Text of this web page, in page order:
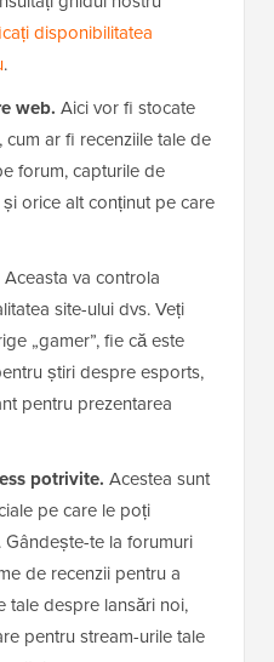
disponibilitatea
.
web. Aici vor fi stocate
ar fi recenziile tale de
forum, capturile de
orice alt conținut pe care
Aceasta va controla
site-ului dvs. Veți
„gamer”, fie că este
știri despre esports,
pentru prezentarea
potrivite. Acestea sunt
pe care le poți
te la forumuri
de recenzii pentru a
tale despre lansări noi,
pentru stream-urile tale